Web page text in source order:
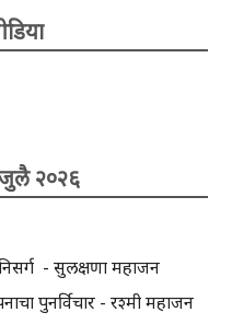
२०२६
- सुलक्षणा महाजन
पुनर्विचार - रश्मी महाजन